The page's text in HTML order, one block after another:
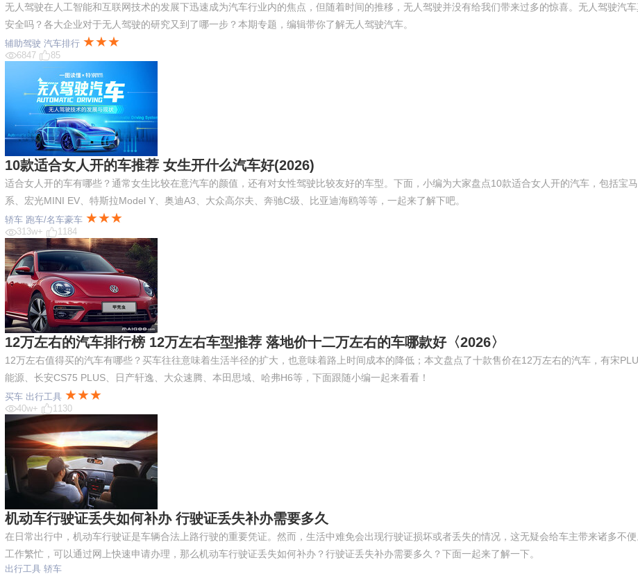
无人驾驶在人工智能和互联网技术的发展下迅速成为汽车行业内的焦点，但随着时间的推移，无人驾驶并没有给我们带来过多的惊喜。无人驾驶汽车
安全吗？各大企业对于无人驾驶的研究又到了哪一步？本期专题，编辑带你了解无人驾驶汽车。
辅助驾驶 汽车排行 ★★★
6847 85
10款适合女人开的车推荐 女生开什么汽车好(2026)
适合女人开的车有哪些？通常女生比较在意汽车的颜值，还有对女性驾驶比较友好的车型。下面，小编为大家盘点10款适合女人开的汽车，包括宝
系、宏光MINI EV、特斯拉Model Y、奥迪A3、大众高尔夫、奔驰C级、比亚迪海鸥等等，一起来了解下吧。
轿车 跑车/名车豪车 ★★★
313w+ 1184
12万左右的汽车排行榜 12万左右车型推荐 落地价十二万左右的车哪款好〈2026〉
12万左右值得买的汽车有哪些？买车往往意味着生活半径的扩大，也意味着路上时间成本的降低；本文盘点了十款售价在12万左右的汽车，有宋
能源、长安CS75 PLUS、日产轩逸、大众速腾、本田思域、哈弗H6等，下面跟随小编一起来看看！
买车 出行工具 ★★★
40w+ 1130
机动车行驶证丢失如何补办 行驶证丢失补办需要多久
在日常出行中，机动车行驶证是车辆合法上路行驶的重要凭证。然而，生活中难免会出现行驶证损坏或者丢失的情况，这无疑会给车主带来诸多不
工作繁忙，可以通过网上快速申请办理，那么机动车行驶证丢失如何补办？行驶证丢失补办需要多久？下面一起来了解一下。
出行工具 轿车